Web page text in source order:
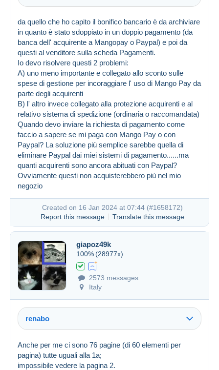
Created on 16 Jan 2024 at 05:46 #1657892
da quello che ho capito il bonifico bancario è da archiviare
in quanto è stato sdoppiato in un doppio pagamento (da
banca dell' acquirente a Mangopay o Paypal) e poi da
questi al venditore sulla scheda Pagamenti.
Io devo risolvere questi 2 problemi:
A) uno meno importante e collegato allo sconto sulle
spese di gestione per incoraggiare l' uso di Mango Pay da
parte degli acquirenti
B) l' altro invece collegato alla protezione acquirenti e al
relativo sistema di spedizione (ordinaria o raccomandata)
Quando devo inviare la richiesta di pagamento come
faccio a sapere se mi paga con Mango Pay o con
Paypal? La soluzione più semplice sarebbe quella di
eliminare Paypal dai miei sistemi di pagamento......ma
quanti acquirenti sono ancora abituati con Paypal?
Ovviamente questi non acquisterebbero più nel mio
negozio
Created on 16 Jan 2024 at 07:44 (#1658172)
Report this message
Translate this message
giapoz49k
100% (28977x)
2573 messages
Italy
renabo
Anche per me ci sono 76 pagine (di 60 elementi per
pagina) tutte uguali alla 1a;
impossibile vedere la pagina 2.